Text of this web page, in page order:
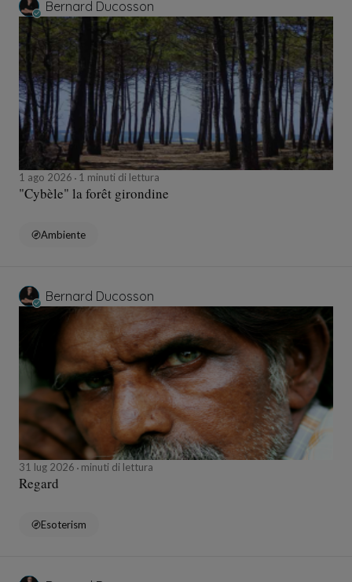
Bernard Ducosson
1 ago 2026 1 minuti di lettura
"Cybèle" la forêt girondine
Ambiente
Bernard Ducosson
31 lug 2026 minuti di lettura
Regard
Esoterism